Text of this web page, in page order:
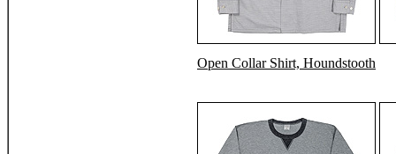
Open Collar Shirt, Houndstooth